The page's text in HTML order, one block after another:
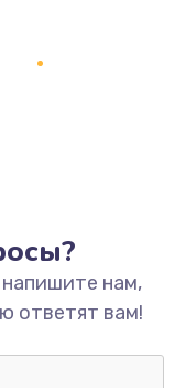
нам,
ответят вам!